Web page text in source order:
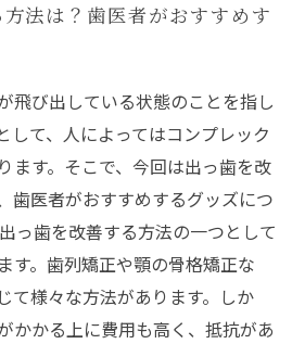
法は？歯医者がおすすめす
飛び出している状態のことを指し
して、人によってはコンプレック
ます。そこで、今回は出っ歯を改
歯医者がおすすめするグッズにつ
っ歯を改善する方法の一つとして
す。歯列矯正や顎の骨格矯正な
て様々な方法があります。しか
かかる上に費用も高く、抵抗があ